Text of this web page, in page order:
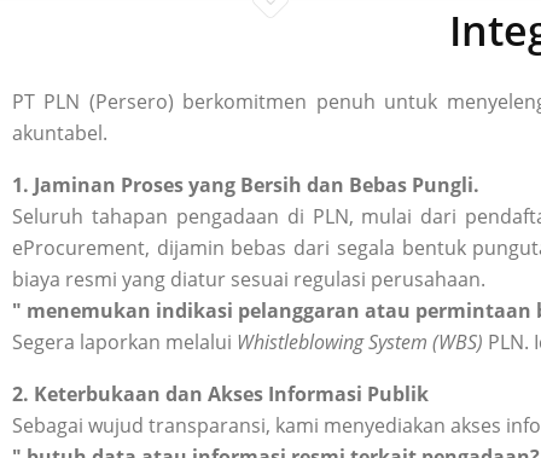
PT PLN (Persero) berkomitmen penuh untuk
akuntabel.
1. Jaminan Proses yang Bersih dan Bebas Pungli.
Seluruh tahapan pengadaan di PLN, mulai dari
eProcurement, dijamin bebas dari segala bentuk
biaya resmi yang diatur sesuai regulasi perusahaan.
" menemukan indikasi pelanggaran atau permintaan
Segera laporkan melalui Whistleblowing System (WBS) PLN.
2. Keterbukaan dan Akses Informasi Publik
Sebagai wujud transparansi, kami menyediakan akses